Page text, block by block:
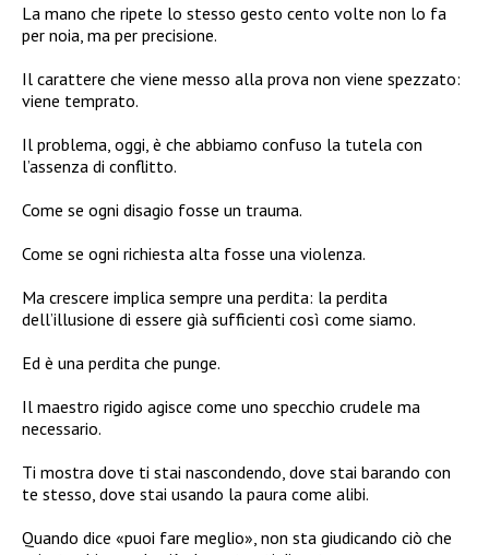
La mano che ripete lo stesso gesto cento volte non lo fa
per noia, ma per precisione.
Il carattere che viene messo alla prova non viene spezzato:
viene temprato.
Il problema, oggi, è che abbiamo confuso la tutela con
l’assenza di conflitto.
Come se ogni disagio fosse un trauma.
Come se ogni richiesta alta fosse una violenza.
Ma crescere implica sempre una perdita: la perdita
dell’illusione di essere già sufficienti così come siamo.
Ed è una perdita che punge.
Il maestro rigido agisce come uno specchio crudele ma
necessario.
Ti mostra dove ti stai nascondendo, dove stai barando con
te stesso, dove stai usando la paura come alibi.
Quando dice «puoi fare meglio», non sta giudicando ciò che